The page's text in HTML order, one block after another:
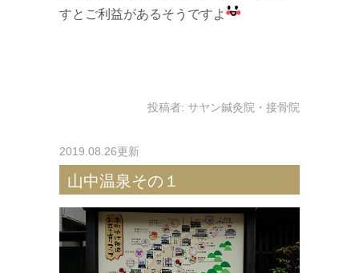
すとご利益があるそうですよ
投稿者: サヤン鍼灸院・接骨院
2019.08.26更新
山中温泉その１